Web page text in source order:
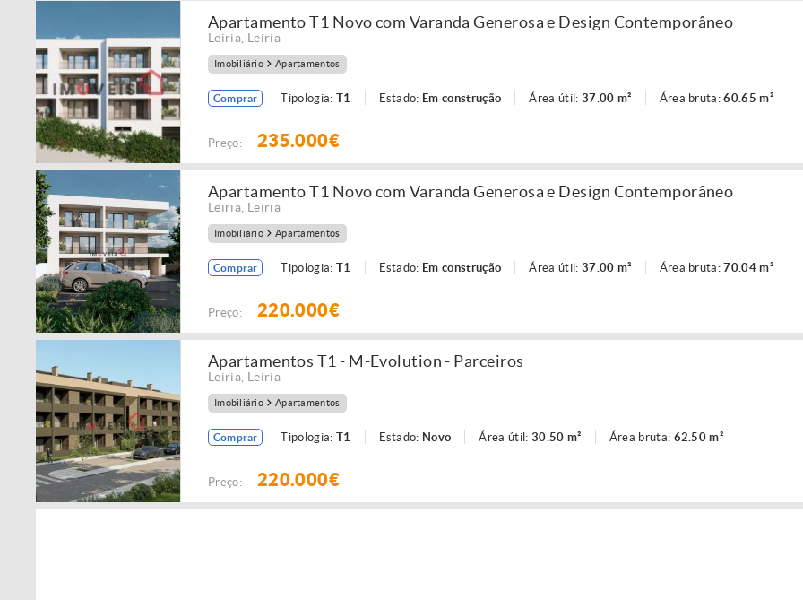
Apartamento T1 Novo com Varanda Generosa e Design Contemporâneo
Leiria Leiria
Imobiliário Apartamentos
Comprar Tipologia: T1 Estado: Em construção Área útil: 37.00 m² Área bruta:60.65 m²
Preço: 235.000€
Apartamento T1 Novo com Varanda Generosa e Design Contemporâneo
Leiria Leiria
Imobiliário Apartamentos
Comprar Tipologia: T1 Estado: Em construção Área útil: 37.00 m² Área bruta:70.04 m²
Preço: 220.000€
Apartamentos T1 - M-Evolution - Parceiros
Leiria Leiria
Imobiliário Apartamentos
Comprar Tipologia: T1 Estado: Novo Área útil: 30.50 m² Área bruta: 62.50 m²
Preço: 220.000€